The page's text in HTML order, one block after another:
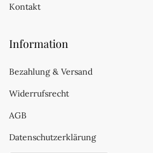
Kontakt
Information
Bezahlung & Versand
Widerrufsrecht
AGB
Datenschutzerklärung